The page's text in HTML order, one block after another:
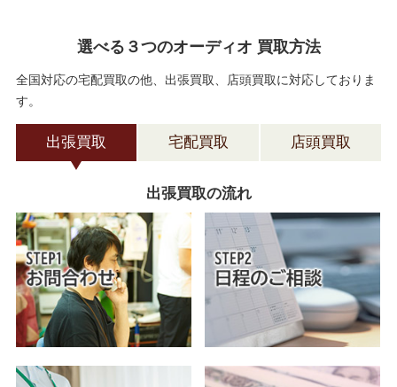
選べる３つのオーディオ 買取方法
全国対応の宅配買取の他、出張買取、店頭買取に対応しておりま
す。
出張買取 宅配買取 店頭買取
出張買取の流れ